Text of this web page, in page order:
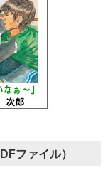
ファイル）